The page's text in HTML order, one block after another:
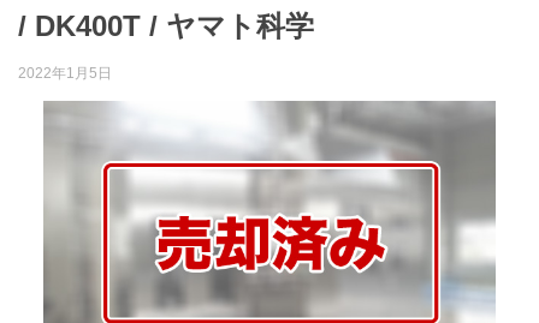
/ DK400T / ヤマト科学
2022年1月5日